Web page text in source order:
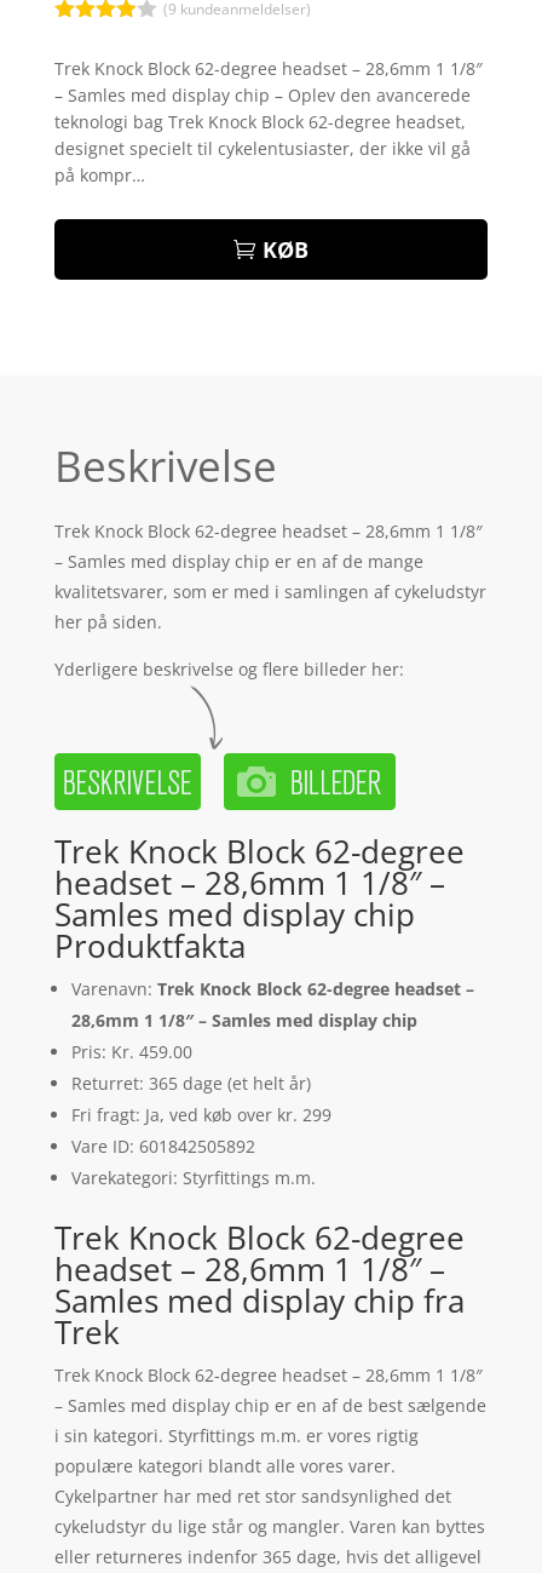
ud af 5
baseret
på
kundebed
ømmelse
r
(9 kundeanmeldelser)
Trek Knock Block 62-degree headset – 28,6mm 1 1/8″
– Samles med display chip – Oplev den avancerede
teknologi bag Trek Knock Block 62-degree headset,
designet specielt til cykelentusiaster, der ikke vil gå
på kompr…
KØB
Beskrivelse
Trek Knock Block 62-degree headset – 28,6mm 1 1/8″
– Samles med display chip er en af de mange
kvalitetsvarer, som er med i samlingen af cykeludstyr
her på siden.
Yderligere beskrivelse og flere billeder her:
Trek Knock Block 62-degree
headset – 28,6mm 1 1/8″ –
Samles med display chip
Produktfakta
Varenavn: Trek Knock Block 62-degree headset –
28,6mm 1 1/8″ – Samles med display chip
Pris: Kr. 459.00
Returret: 365 dage (et helt år)
Fri fragt: Ja, ved køb over kr. 299
Vare ID: 601842505892
Varekategori: Styrfittings m.m.
Trek Knock Block 62-degree
headset – 28,6mm 1 1/8″ –
Samles med display chip fra
Trek
Trek Knock Block 62-degree headset – 28,6mm 1 1/8″
– Samles med display chip er en af de best sælgende
i sin kategori. Styrfittings m.m. er vores rigtig
populære kategori blandt alle vores varer.
Cykelpartner har med ret stor sandsynlighed det
cykeludstyr du lige står og mangler. Varen kan byttes
eller returneres indenfor 365 dage, hvis det alligevel